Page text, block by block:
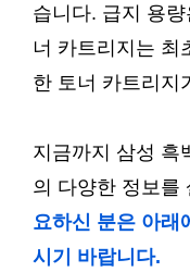
습니다. 급지 용
너 카트리지는 최
한 토너 카트리지
지금까지 삼성 흑
의 다양한 정보를
요하신 분은 아래
시기 바랍니다.